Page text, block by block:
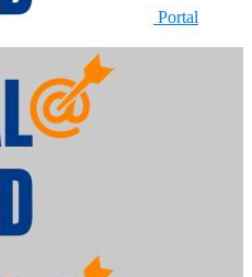
Portal